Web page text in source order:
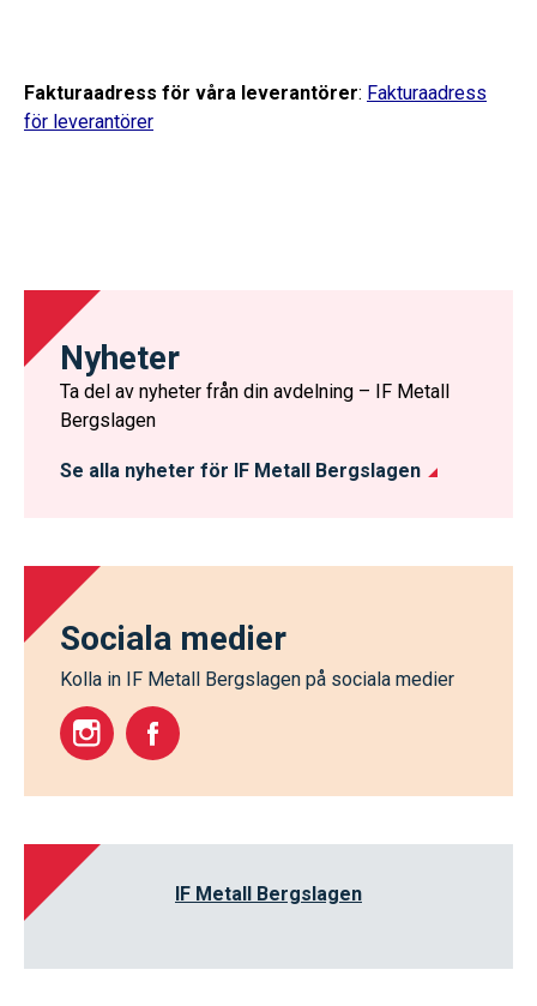
Fakturaadress för våra leverantörer: Fakturaadress
för leverantörer
Nyheter
Ta del av nyheter från din avdelning – IF Metall
Bergslagen
Se alla nyheter för IF Metall Bergslagen
Sociala medier
Kolla in IF Metall Bergslagen på sociala medier
IF Metall Bergslagen